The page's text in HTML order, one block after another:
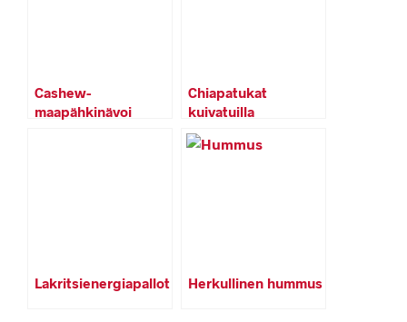
Cashew-
maapähkinävoi
Chiapatukat
kuivatuilla
hedelmillä
Lakritsienergiapallot Herkullinen hummus